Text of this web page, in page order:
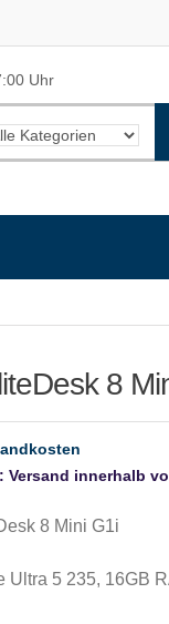
Uhr
8
Versand innerhalb
8 Mini G1i
Ultra 5 235, 16GB